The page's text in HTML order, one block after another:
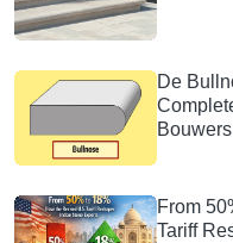
De
From
Tariff